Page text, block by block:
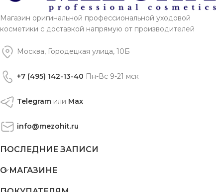
Магазин оригинальной профессиональной уходовой
косметики с доставкой напрямую от производителей
Москва, Городецкая улица, 10Б
+7 (495) 142-13-40 Пн-Вс 9-21 мск
Telegram или Max
info@mezohit.ru
ПОСЛЕДНИЕ ЗАПИСИ
О МАГАЗИНЕ